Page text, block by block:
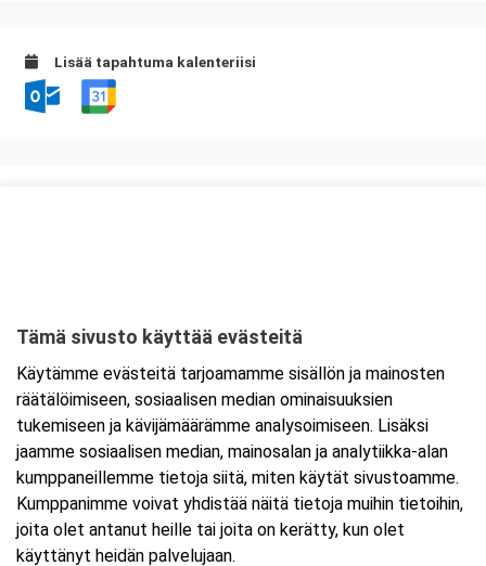
Lisää tapahtuma kalenteriisi
Tarkempi kartta ja ajo-ohjeet
Tämä sivusto käyttää evästeitä
Käytämme evästeitä tarjoamamme sisällön ja mainosten
räätälöimiseen, sosiaalisen median ominaisuuksien
tukemiseen ja kävijämäärämme analysoimiseen. Lisäksi
jaamme sosiaalisen median, mainosalan ja analytiikka-alan
kumppaneillemme tietoja siitä, miten käytät sivustoamme.
Kumppanimme voivat yhdistää näitä tietoja muihin tietoihin,
joita olet antanut heille tai joita on kerätty, kun olet
käyttänyt heidän palvelujaan.